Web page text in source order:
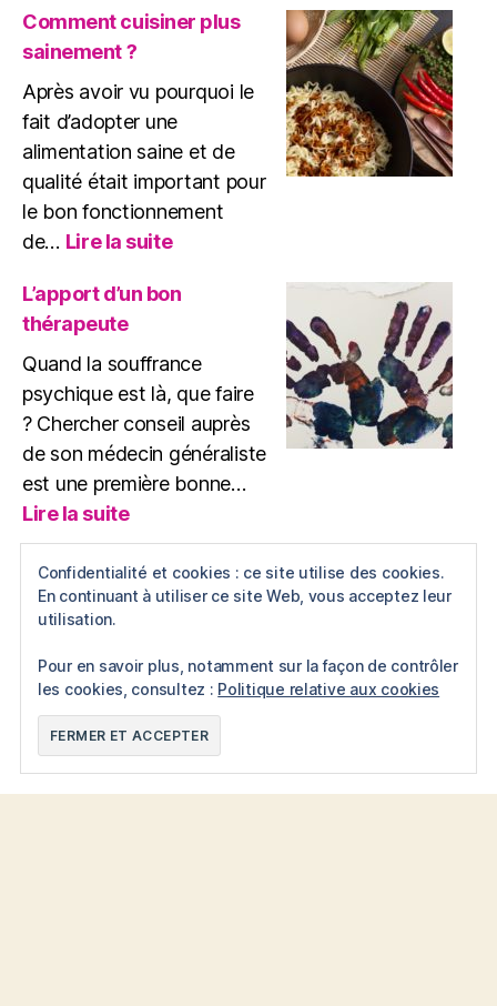
d’alimentation
pour
soigner
le
TSPT
Comment cuisiner plus
sainement ?
Après avoir vu pourquoi le
fait d’adopter une
alimentation saine et de
qualité était important pour
le bon fonctionnement
de… Lire la suite:
cuisiner
?
L’apport d’un bon
thérapeute
Quand la souffrance
psychique est là, que faire
? Chercher conseil auprès
de son médecin généraliste
est une première bonne…
Lire la suite:
bon
thérapeute
Exercice physique
Pratiquer un exercice
une recommandation bien
connue de tous afin de
préserver sa santé et
contribue à…Lire la suite
Exercice
physique
Confidentialité et cookies : ce site utilise des cookies.
En continuant à utiliser ce site Web, vous acceptez leur
utilisation.
Pour en savoir plus, notamment sur la façon de contrôler
les cookies, consultez : Politique relative aux cookies